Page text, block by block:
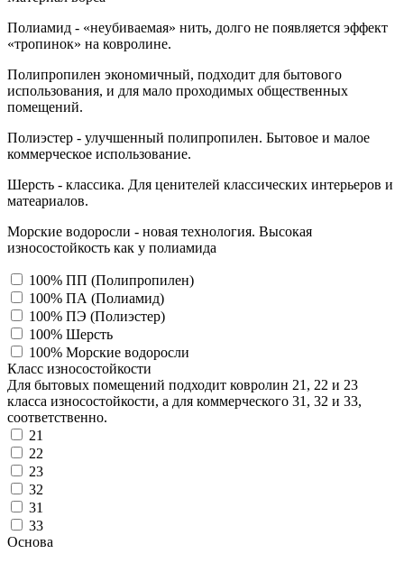
Полиамид - «неубиваемая» нить, долго не появляется эффект
«тропинок» на ковролине.
Полипропилен экономичный, подходит для бытового
использования, и для мало проходимых общественных
помещений.
Полиэстер - улучшенный полипропилен. Бытовое и малое
коммерческое использование.
Шерсть - классика. Для ценителей классических интерьеров и
матеариалов.
Морские водоросли - новая технология. Высокая
износостойкость как у полиамида
100% ПП (Полипропилен)
100% ПА (Полиамид)
100% ПЭ (Полиэстер)
100% Шерсть
100% Морские водоросли
Класс износостойкости
Для бытовых помещений подходит ковролин 21, 22 и 23
класса износостойкости, а для коммерческого 31, 32 и 33,
соответственно.
21
22
23
32
31
33
Основа